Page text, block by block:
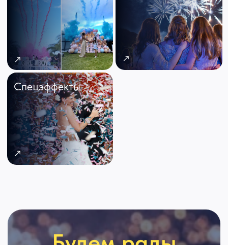
Будем рады
украсить ваш
праздник
Оставьте заявку, мы проконсультируем
вас по любым вопросам
Имя
+7